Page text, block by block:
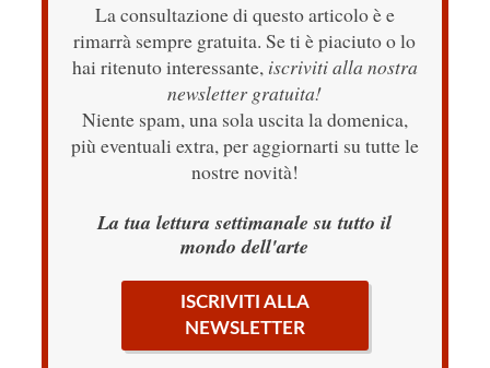
La consultazione di questo articolo è e
rimarrà sempre gratuita. Se ti è piaciuto o lo
hai ritenuto interessante, iscriviti alla nostra
newsletter gratuita!
Niente spam, una sola uscita la domenica,
più eventuali extra, per aggiornarti su tutte le
nostre novità!
La tua lettura settimanale su tutto il
mondo dell'arte
ISCRIVITI ALLA
NEWSLETTER